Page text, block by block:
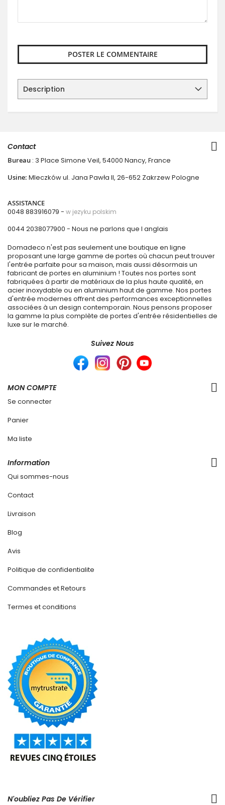
POSTER LE COMMENTAIRE
Description
Contact
Bureau : 3 Place Simone Veil, 54000 Nancy, France
Usine: Mleczków ul. Jana Pawła II, 26-652 Zakrzew Pologne
ASSISTANCE
0048 883916079 - w jezyku polskim
0044 2038077900 - Nous ne parlons que l anglais
Domadeco n'est pas seulement une boutique en ligne
proposant une large gamme de portes où chacun peut trouver
l'entrée parfaite pour sa maison, mais aussi désormais un
fabricant de portes en aluminium ! Toutes nos portes sont
fabriquées à partir de matériaux de la plus haute qualité, en
acier inoxydable ou en aluminium haut de gamme. Nos portes
d'entrée modernes offrent des performances exceptionnelles
associées à un design contemporain. Nous pensons proposer
la gamme la plus complète de portes d'entrée résidentielles de
luxe sur le marché.
Suivez Nous
MON COMPTE
Se connecter
Panier
Ma liste
Information
Qui sommes-nous
Contact
Livraison
Blog
Avis
Politique de confidentialite
Commandes et Retours
Termes et conditions
N'oubliez Pas De Vérifier